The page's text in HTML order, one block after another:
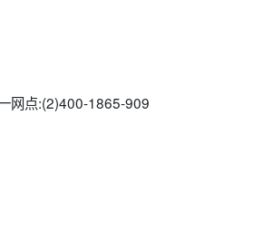
网点:(2)400-1865-909